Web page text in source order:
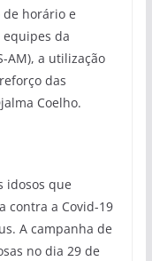
de horário e
equipes da
AM), a utilização
das
Coelho.
idosos que
contra a Covid-19
A campanha de
no dia 29 de